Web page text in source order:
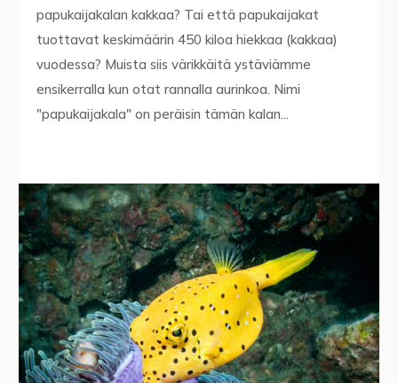
papukaijakalan kakkaa? Tai että papukaijakat
tuottavat keskimäärin 450 kiloa hiekkaa (kakkaa)
vuodessa? Muista siis värikkäitä ystäviämme
ensikerralla kun otat rannalla aurinkoa. Nimi
"papukaijakala" on peräisin tämän kalan...